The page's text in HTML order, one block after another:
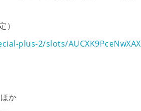
）
plus-2/slots/AUCXK9PceNwXAX
か